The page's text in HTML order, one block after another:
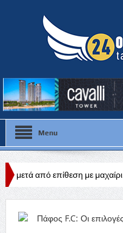
Menu
με μαχαίρι